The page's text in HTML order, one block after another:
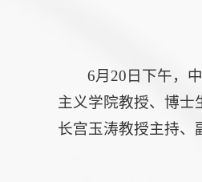
6月20日下午，
主义学院教授、博士
长宫玉涛教授主持、